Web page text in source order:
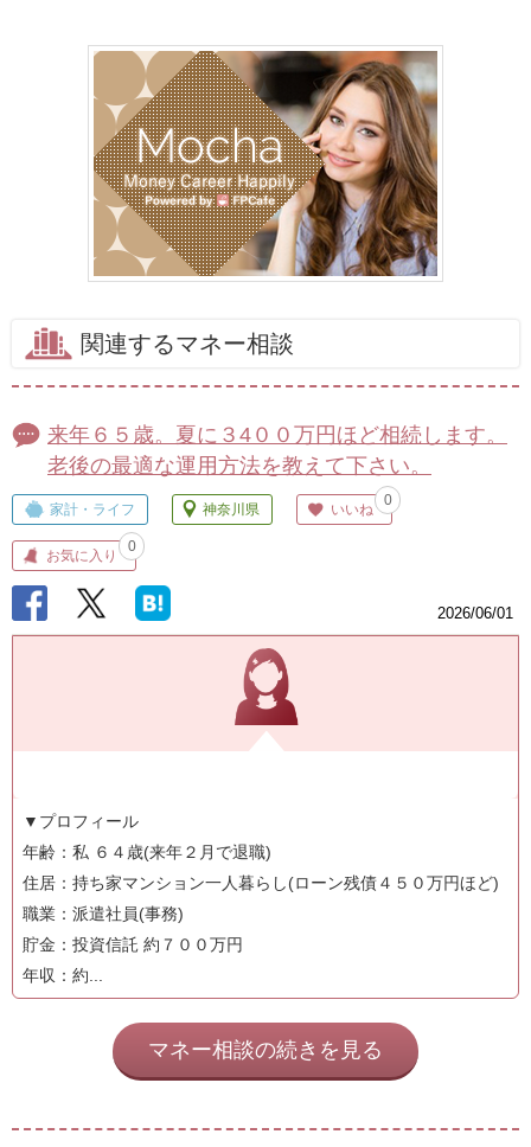
関連するマネー相談
来年６５歳。夏に３4００万円ほど相続します。
老後の最適な運用方法を教えて下さい。
家計・ライフ 神奈川県 いいね
0
お気に入り
0
2026/06/01
▼プロフィール
年齢：私 ６４歳(来年２月で退職)
住居：持ち家マンション一人暮らし(ローン残債４５０万円ほど)
職業：派遣社員(事務)
貯金：投資信託 約７００万円
年収：約...
マネー相談の続きを見る